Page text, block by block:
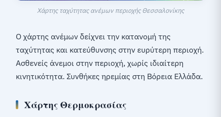
Χάρτης ταχύτητας ανέμων περιοχής Θεσσαλονίκης
Ο χάρτης ανέμων δείχνει την κατανομή της
ταχύτητας και κατεύθυνσης στην ευρύτερη περιοχή.
Ασθενείς άνεμοι στην περιοχή, χωρίς ιδιαίτερη
κινητικότητα. Συνθήκες ηρεμίας στη Βόρεια Ελλάδα.
Χάρτης Θερμοκρασίας